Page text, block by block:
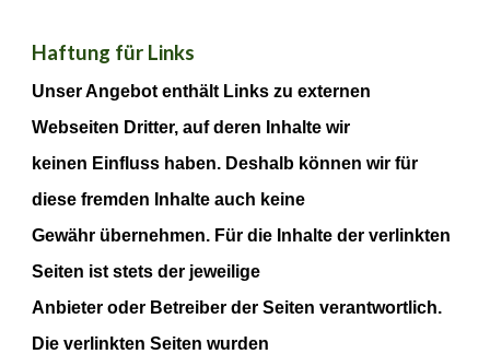
Haftung für Links
Unser Angebot enthält Links zu externen
Webseiten Dritter, auf deren Inhalte wir
keinen Einfluss haben. Deshalb können wir für
diese fremden Inhalte auch keine
Gewähr übernehmen. Für die Inhalte der verlinkten
Seiten ist stets der jeweilige
Anbieter oder Betreiber der Seiten verantwortlich.
Die verlinkten Seiten wurden